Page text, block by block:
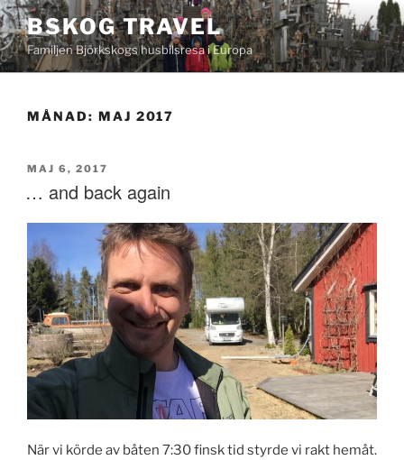
Hoppa
till
innehåll
BSKOG TRAVEL
Familjen Björkskogs husbilsresa i Europa
MÅNAD: MAJ 2017
PUBLICERAT
MAJ 6, 2017
… and back again
När vi körde av båten 7:30 finsk tid styrde vi rakt hemåt.